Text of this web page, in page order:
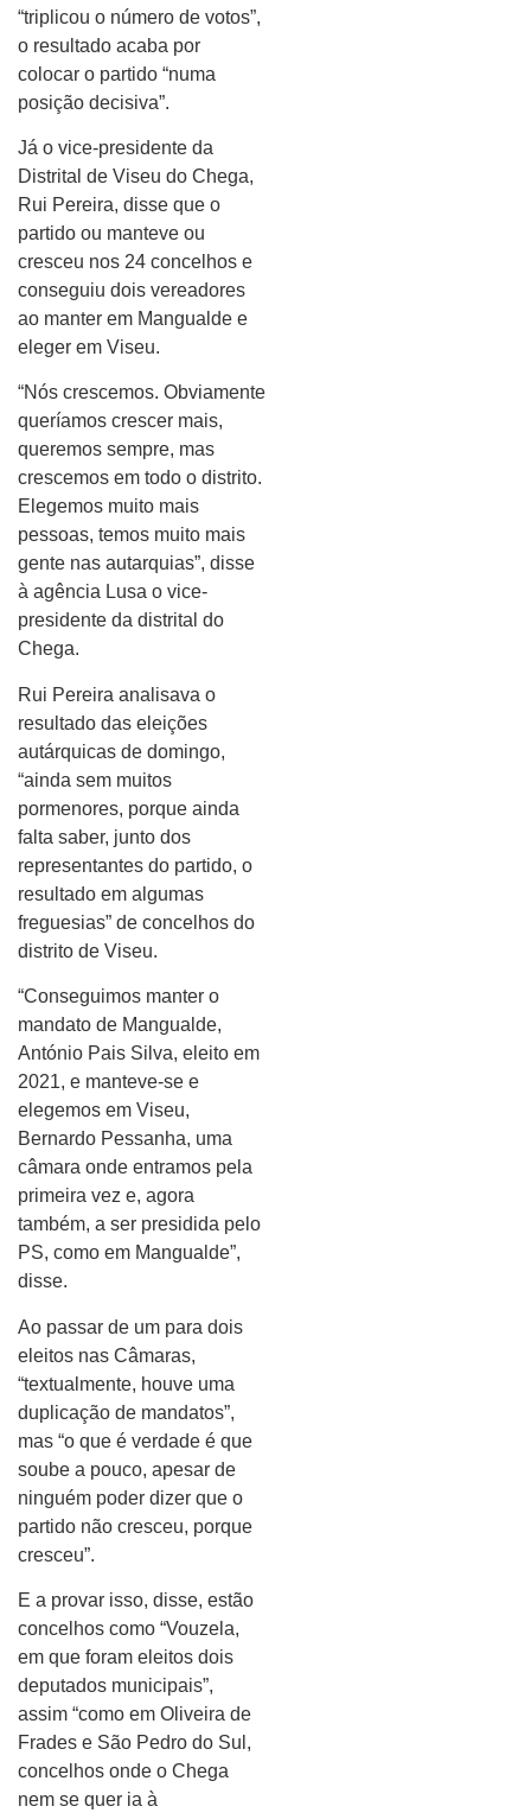
“triplicou o número de votos”,
o resultado acaba por
colocar o partido “numa
posição decisiva”.
Já o vice-presidente da
Distrital de Viseu do Chega,
Rui Pereira, disse que o
partido ou manteve ou
cresceu nos 24 concelhos e
conseguiu dois vereadores
ao manter em Mangualde e
eleger em Viseu.
“Nós crescemos. Obviamente
queríamos crescer mais,
queremos sempre, mas
crescemos em todo o distrito.
Elegemos muito mais
pessoas, temos muito mais
gente nas autarquias”, disse
à agência Lusa o vice-
presidente da distrital do
Chega.
Rui Pereira analisava o
resultado das eleições
autárquicas de domingo,
“ainda sem muitos
pormenores, porque ainda
falta saber, junto dos
representantes do partido, o
resultado em algumas
freguesias” de concelhos do
distrito de Viseu.
“Conseguimos manter o
mandato de Mangualde,
António Pais Silva, eleito em
2021, e manteve-se e
elegemos em Viseu,
Bernardo Pessanha, uma
câmara onde entramos pela
primeira vez e, agora
também, a ser presidida pelo
PS, como em Mangualde”,
disse.
Ao passar de um para dois
eleitos nas Câmaras,
“textualmente, houve uma
duplicação de mandatos”,
mas “o que é verdade é que
soube a pouco, apesar de
ninguém poder dizer que o
partido não cresceu, porque
cresceu”.
E a provar isso, disse, estão
concelhos como “Vouzela,
em que foram eleitos dois
deputados municipais”,
assim “como em Oliveira de
Frades e São Pedro do Sul,
concelhos onde o Chega
nem se quer ia à